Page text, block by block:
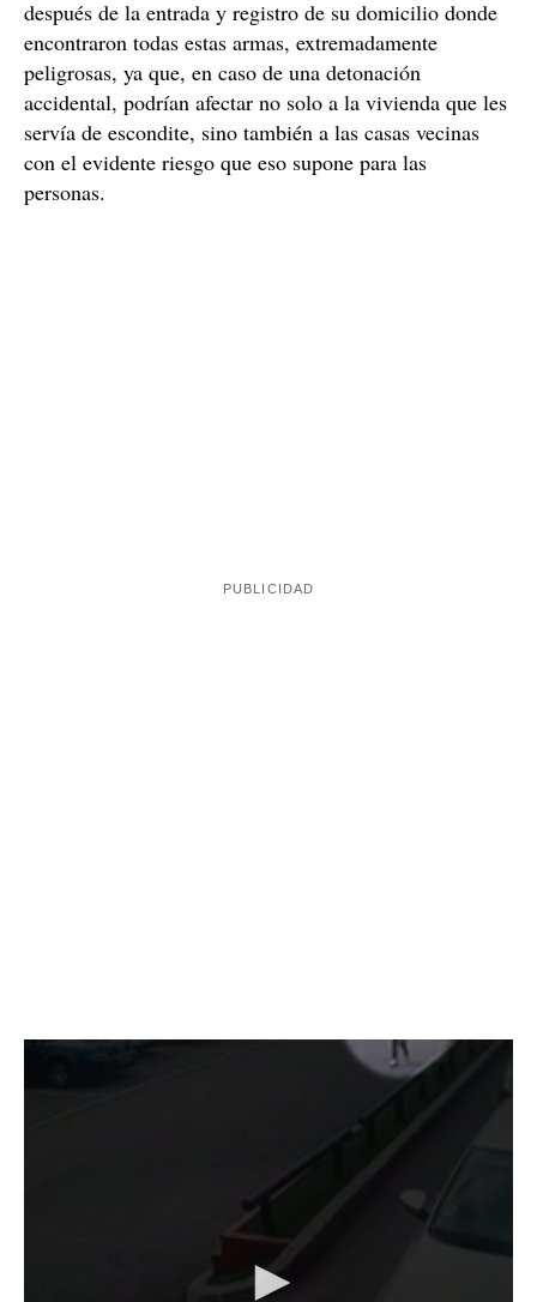
después de la entrada y registro de su domicilio donde
encontraron todas estas armas, extremadamente
peligrosas, ya que, en caso de una detonación
accidental, podrían afectar no solo a la vivienda que les
servía de escondite, sino también a las casas vecinas
con el evidente riesgo que eso supone para las
personas.